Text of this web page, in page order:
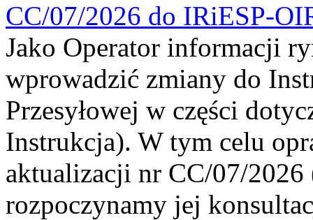
CC/07/2026 do IRiESP-
Jako Operator informacji
wprowadzić zmiany do
Przesyłowej w części
Instrukcja). W tym celu
aktualizacji nr CC/07/
rozpoczynamy jej